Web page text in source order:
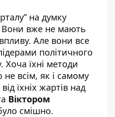
на думку
Вони вже не мають
Але вони все
політичного
Хоча їхні методи
всім, як і самому
їхніх жартів над
Віктором
смішно.